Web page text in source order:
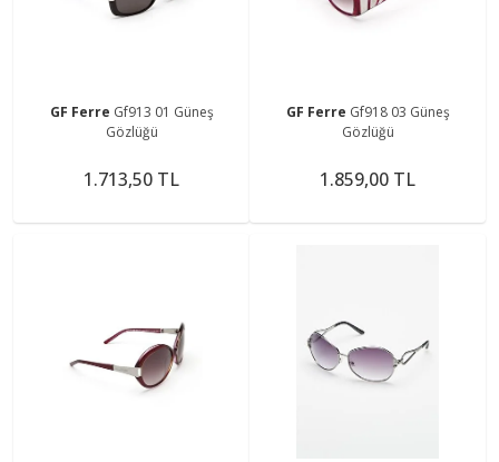
GF Ferre Gf913 01 Güneş
Gözlüğü
1.713,50 TL
GF Ferre Gf918 03 Güneş
Gözlüğü
1.859,00 TL